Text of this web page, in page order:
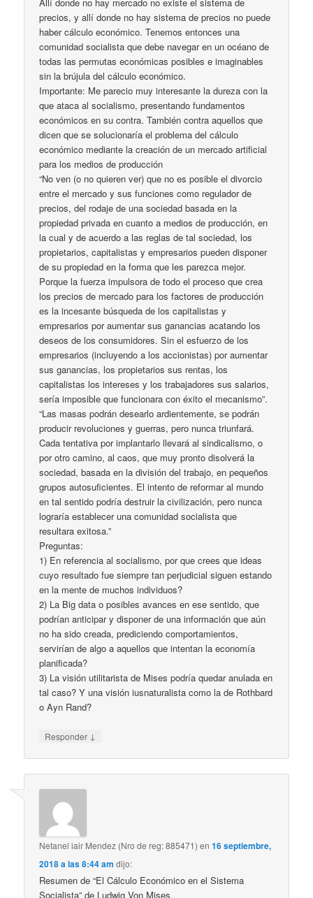
precios, y allí donde no hay sistema de precios no puede
haber cálculo económico. Tenemos entonces una
comunidad socialista que debe navegar en un océano de
todas las permutas económicas posibles e imaginables
sin la brújula del cálculo económico.
Importante: Me parecio muy interesante la dureza con la
que ataca al socialismo, presentando fundamentos
económicos en su contra. También contra aquellos que
dicen que se solucionaría el problema del cálculo
económico mediante la creación de un mercado artificial
para los medios de producción
“No ven (o no quieren ver) que no es posible el divorcio
entre el mercado y sus funciones como regulador de
precios, del rodaje de una sociedad basada en la
propiedad privada en cuanto a medios de producción, en
la cual y de acuerdo a las reglas de tal sociedad, los
propietarios, capitalistas y empresarios pueden disponer
de su propiedad en la forma que les parezca mejor.
Porque la fuerza impulsora de todo el proceso que crea
los precios de mercado para los factores de producción
es la incesante búsqueda de los capitalistas y
empresarios por aumentar sus ganancias acatando los
deseos de los consumidores. Sin el esfuerzo de los
empresarios (incluyendo a los accionistas) por aumentar
sus ganancias, los propietarios sus rentas, los
capitalistas los intereses y los trabajadores sus salarios,
sería imposible que funcionara con éxito el mecanismo”.
“Las masas podrán desearlo ardientemente, se podrán
producir revoluciones y guerras, pero nunca triunfará.
Cada tentativa por implantarlo llevará al sindicalismo, o
por otro camino, al caos, que muy pronto disolverá la
sociedad, basada en la división del trabajo, en pequeños
grupos autosuficientes. El intento de reformar al mundo
en tal sentido podría destruir la civilización, pero nunca
lograría establecer una comunidad socialista que
resultara exitosa.”
Preguntas:
1) En referencia al socialismo, por que crees que ideas
cuyo resultado fue siempre tan perjudicial siguen estando
en la mente de muchos individuos?
2) La Big data o posibles avances en ese sentido, que
podrían anticipar y disponer de una información que aún
no ha sido creada, prediciendo comportamientos,
servirían de algo a aquellos que intentan la economía
planificada?
3) La visión utilitarista de Mises podría quedar anulada en
tal caso? Y una visión iusnaturalista como la de Rothbard
o Ayn Rand?
Responder ↓
Netanel iair Mendez (Nro de reg: 885471) en16 septiembre,
2018 a las 8:44 am dijo:
Resumen de “El Cálculo Económico en el Sistema
Socialista” de Ludwig Von Mises.